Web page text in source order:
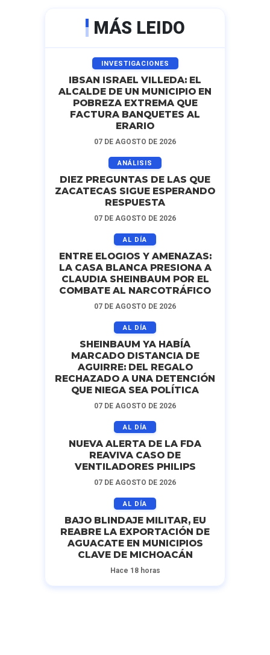
MÁS LEIDO
INVESTIGACIONES
IBSAN ISRAEL VILLEDA: EL
ALCALDE DE UN MUNICIPIO EN
POBREZA EXTREMA QUE
FACTURA BANQUETES AL
ERARIO
07 DE AGOSTO DE 2026
ANÁLISIS
DIEZ PREGUNTAS DE LAS QUE
ZACATECAS SIGUE ESPERANDO
RESPUESTA
07 DE AGOSTO DE 2026
AL DÍA
ENTRE ELOGIOS Y AMENAZAS:
LA CASA BLANCA PRESIONA A
CLAUDIA SHEINBAUM POR EL
COMBATE AL NARCOTRÁFICO
07 DE AGOSTO DE 2026
AL DÍA
SHEINBAUM YA HABÍA
MARCADO DISTANCIA DE
AGUIRRE: DEL REGALO
RECHAZADO A UNA DETENCIÓN
QUE NIEGA SEA POLÍTICA
07 DE AGOSTO DE 2026
AL DÍA
NUEVA ALERTA DE LA FDA
REAVIVA CASO DE
VENTILADORES PHILIPS
07 DE AGOSTO DE 2026
AL DÍA
BAJO BLINDAJE MILITAR, EU
REABRE LA EXPORTACIÓN DE
AGUACATE EN MUNICIPIOS
CLAVE DE MICHOACÁN
Hace 18 horas